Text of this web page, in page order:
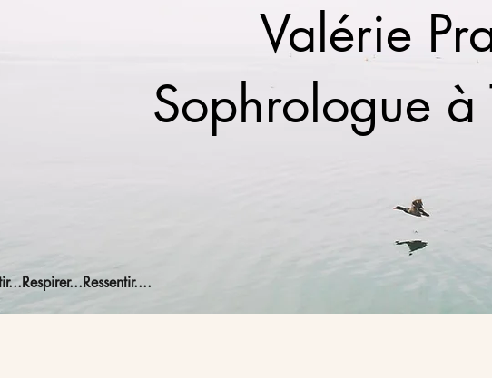
Valérie
Sophrologue à